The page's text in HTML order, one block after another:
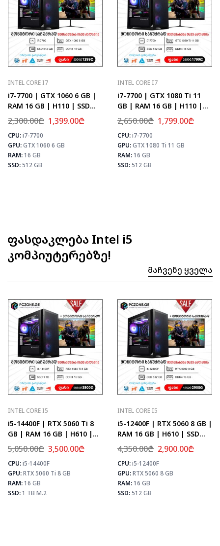
MAX FPS
CS2
143
PUBG
83
Fortnite
98
INTEL CORE I7
i7-7700 | GTX 1060 6 GB |
RAM 16 GB | H110 | SSD
512 GB
2,300.00₾ 1,399.00₾
CPU:i7-7700
GPU:GTX 1060 6 GB
RAM:16 GB
SSD:512 GB
⚡ MAX FPS
CS2
133
PUBG
78
Fortnite
92
INTEL CORE I7
i7-7700 | GTX 1080 Ti 11
GB | RAM 16 GB | H110 |
SSD 512 GB
2,650.00₾ 1,799.00₾
CPU:i7-7700
GPU:GTX 1080 Ti 11 GB
RAM:16 GB
SSD:512 GB
ფასდაკლება Intel i5
კომპიუტერებზე!
Მაჩვენე Ყველა
MAX FPS
CS2
226
PUBG
133
Fortnite
157
INTEL CORE I5
i5-14400F | RTX 5060 Ti 8
GB | RAM 16 GB | H610 |
SSD 1 TB M.2
5,050.00₾ 3,500.00₾
CPU:i5-14400F
GPU:RTX 5060 Ti 8 GB
RAM:16 GB
SSD:1 TB M.2
⚡ MAX FPS
CS2
278
PUBG
171
Fortnite
202
INTEL CORE I5
i5-12400F | RTX 5060 8 GB |
RAM 16 GB | H610 | SSD
512 GB
4,350.00₾ 2,900.00₾
CPU:i5-12400F
GPU:RTX 5060 8 GB
RAM:16 GB
SSD:512 GB